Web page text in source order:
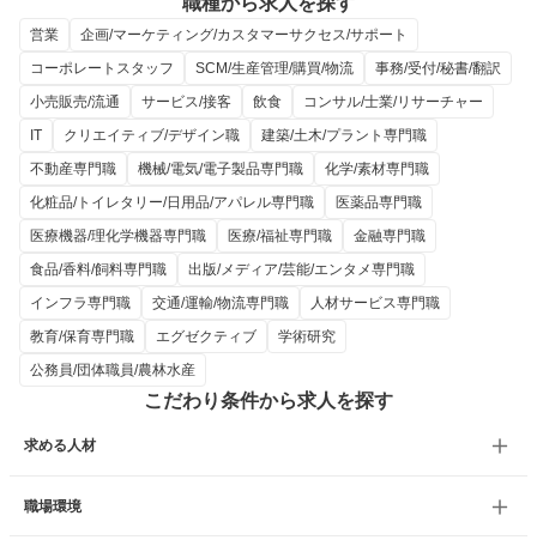
営業
企画/マーケティング/カスタマーサクセス/サポート
コーポレートスタッフ
SCM/生産管理/購買/物流
事務/受付/秘書/翻訳
小売販売/流通
サービス/接客 飲食
コンサル/士業/リサーチャー
IT
クリエイティブ/デザイン職
建築/土木/プラント専門職
不動産専門職
機械/電気/電子製品専門職
化学/素材専門職
化粧品/トイレタリー/日用品/アパレル専門職
医薬品専門職
医療機器/理化学機器専門職
医療/福祉専門職
金融専門職
食品/香料/飼料専門職
出版/メディア/芸能/エンタメ専門職
インフラ専門職
交通/運輸/物流専門職
人材サービス専門職
教育/保育専門職
エグゼクティブ
学術研究
公務員/団体職員/農林水産
こだわり条件から求人を探す
求める人材
職場環境